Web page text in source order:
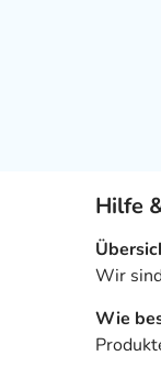
Hilfe
Wir
Wie